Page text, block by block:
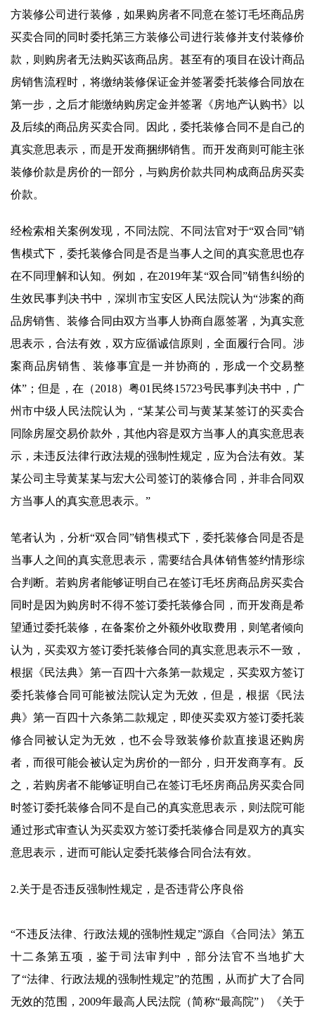
方装修公司进行装修，如果购房者不同意在签订毛坯商品房
买卖合同的同时委托第三方装修公司进行装修并支付装修价
款，则购房者无法购买该商品房。甚至有的项目在设计商品
房销售流程时，将缴纳装修保证金并签署委托装修合同放在
第一步，之后才能缴纳购房定金并签署《房地产认购书》以
及后续的商品房买卖合同。因此，委托装修合同不是自己的
真实意思表示，而是开发商捆绑销售。而开发商则可能主张
装修价款是房价的一部分，与购房价款共同构成商品房买卖
价款。
经检索相关案例发现，不同法院、不同法官对于“双合同”销
售模式下，委托装修合同是否是当事人之间的真实意思也存
在不同理解和认知。例如，在2019年某“双合同”销售纠纷的
生效民事判决书中，深圳市宝安区人民法院认为“涉案的商
品房销售、装修合同由双方当事人协商自愿签署，为真实意
思表示，合法有效，双方应循诚信原则，全面履行合同。涉
案商品房销售、装修事宜是一并协商的，形成一个交易整
体”；但是，在（2018）粤01民终15723号民事判决书中，广
州市中级人民法院认为，“某某公司与黄某某签订的买卖合
同除房屋交易价款外，其他内容是双方当事人的真实意思表
示，未违反法律行政法规的强制性规定，应为合法有效。某
某公司主导黄某某与宏大公司签订的装修合同，并非合同双
方当事人的真实意思表示。”
笔者认为，分析“双合同”销售模式下，委托装修合同是否是
当事人之间的真实意思表示，需要结合具体销售签约情形综
合判断。若购房者能够证明自己在签订毛坯房商品房买卖合
同时是因为购房时不得不签订委托装修合同，而开发商是希
望通过委托装修，在备案价之外额外收取费用，则笔者倾向
认为，买卖双方签订委托装修合同的真实意思表示不一致，
根据《民法典》第一百四十六条第一款规定，买卖双方签订
委托装修合同可能被法院认定为无效，但是，根据《民法
典》第一百四十六条第二款规定，即使买卖双方签订委托装
修合同被认定为无效，也不会导致装修价款直接退还购房
者，而很可能会被认定为房价的一部分，归开发商享有。反
之，若购房者不能够证明自己在签订毛坯房商品房买卖合同
时签订委托装修合同不是自己的真实意思表示，则法院可能
通过形式审查认为买卖双方签订委托装修合同是双方的真实
意思表示，进而可能认定委托装修合同合法有效。
2.关于是否违反强制性规定，是否违背公序良俗
“不违反法律、行政法规的强制性规定”源自《合同法》第五
十二条第五项，鉴于司法审判中，部分法官不当地扩大
了“法律、行政法规的强制性规定”的范围，从而扩大了合同
无效的范围，2009年最高人民法院（简称“最高院”）《关于